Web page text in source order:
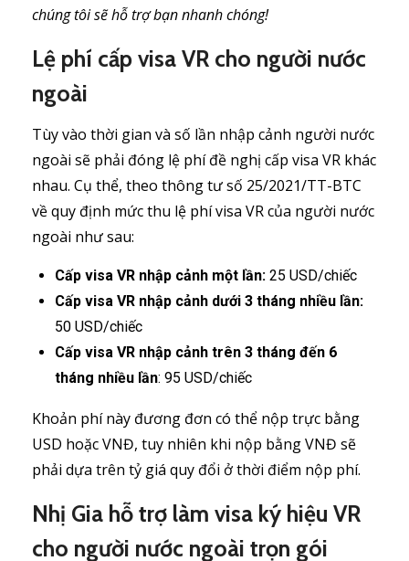
chúng tôi sẽ hỗ trợ bạn nhanh chóng!
Lệ phí cấp visa VR cho người nước
ngoài
Tùy vào thời gian và số lần nhập cảnh người nước
ngoài sẽ phải đóng lệ phí đề nghị cấp visa VR khác
nhau. Cụ thể, theo thông tư số 25/2021/TT-BTC
về quy định mức thu lệ phí visa VR của người nước
ngoài như sau:
Cấp visa VR nhập cảnh một lần: 25 USD/chiếc
Cấp visa VR nhập cảnh dưới 3 tháng nhiều lần:
50 USD/chiếc
Cấp visa VR nhập cảnh trên 3 tháng đến 6
tháng nhiều lần: 95 USD/chiếc
Khoản phí này đương đơn có thể nộp trực bằng
USD hoặc VNĐ, tuy nhiên khi nộp bằng VNĐ sẽ
phải dựa trên tỷ giá quy đổi ở thời điểm nộp phí.
Nhị Gia hỗ trợ làm visa ký hiệu VR
cho người nước ngoài trọn gói